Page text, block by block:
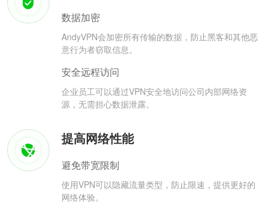
数据加密
AndyVPN会加密所有传输的数据，防止黑客和其他恶
意行为者窃取信息。
安全远程访问
企业员工可以通过VPN安全地访问公司内部网络资
源，无需担心数据泄露。
提高网络性能
避免带宽限制
使用VPN可以隐藏流量类型，防止限速，提供更好的
网络体验。